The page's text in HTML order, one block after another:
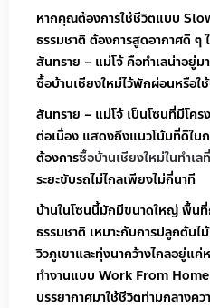
หากคุณต้องการใช้ชีวิตแบบ
ธรรมชาติ ต้องการสูดอากาศดี ๆ
สันทราย – แม่โจ้ คือทำเลน่าอยู่
ซื้อบ้านเชียงใหม่ไว้พักผ่อนหรือใ
สันทราย – แม่โจ้ เป็นโซนที่มีโค
ต่อเนื่อง แสดงถึงแนวโน้มที่ดีใน
ต้องการซื้อบ้านเชียงใหม่ในทำเล
ระยะขับรถไม่ไกลเพียงไม่กี่นาที
บ้านในโซนนี้มักมีขนาดใหญ่ พื้นที่
ธรรมชาติ เหมาะกับการปลูกต้น
วิวภูเขาและทุ่งนากว้างไกลอยู่แ
ทำงานแบบ Work From
บรรยากาศมาใช้ชีวิตท่ามกลางค